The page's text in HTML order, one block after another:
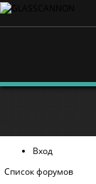
Вход
Список форумов